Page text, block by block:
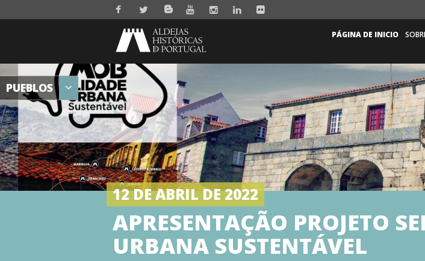
PÁGINA DE INICIO
PUEBLOS
12 DE ABRIL DE 2022
APRESENTAÇÃO PROJETO
URBANA SUSTENTÁVEL